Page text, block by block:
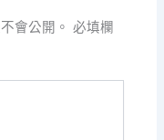
會公開。 必填欄